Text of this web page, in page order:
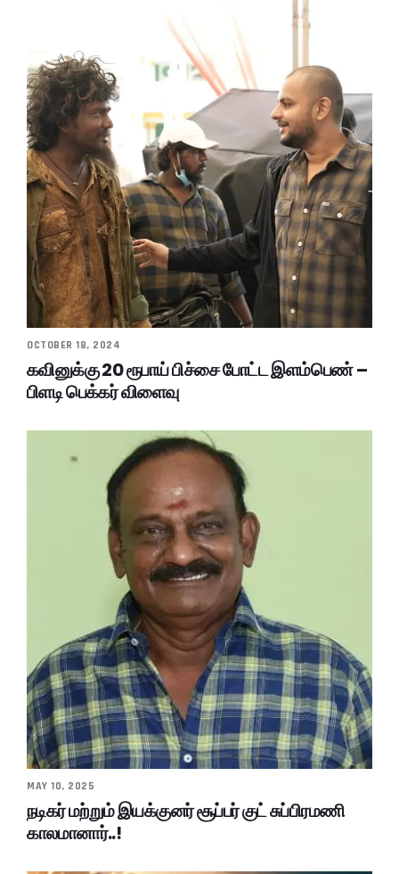
OCTOBER 18, 2024
கவினுக்கு 20 ரூபாய் பிச்சை போட்ட இளம்பெண் –
பிளடி பெக்கர் விளைவு
MAY 10, 2025
நடிகர் மற்றும் இயக்குனர் சூப்பர் குட் சுப்பிரமணி
காலமானார்..!